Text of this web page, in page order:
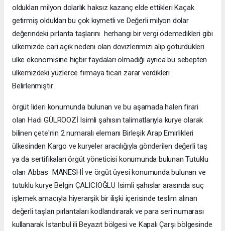
oldukları milyon dolarlık haksız kazanç elde ettikleri Kaçak
getirmiş oldukları bu çok kıymetli ve Değerli milyon dolar
değerindeki pırlanta taşlarını herhangi bir vergi ödemedikleri gibi
ülkemizde cari açık nedeni olan dövizlerimizi alıp götürdükleri
ülke ekonomisine hiçbir faydaları olmadığı ayrıca bu sebepten
ülkemizdeki yüzlerce firmaya ticari zarar verdikleri
Belirlenmiştir.
örgüt lideri konumunda bulunan ve bu aşamada halen firari
olan Hadi GÜLROOZİ Isimli şahısın talimatlarıyla kurye olarak
bilinen çete'nin 2 numaralı elemanı Birleşik Arap Emirlikleri
ülkesinden Kargo ve kuryeler aracılığıyla gönderilen değerli taş
ya da sertifikaları örgüt yöneticisi konumunda bulunan Tutuklu
olan Abbas MANESHİ ve örgüt üyesi konumunda bulunan ve
tutuklu kurye Belgin ÇALICIOĞLU Isimli şahıslar arasında suç
işlemek amacıyla hiyerarşik bir ilişki içerisinde teslim alınan
değerli taşları pırlantaları kodlandırarak ve para seri numarası
kullanarak İstanbul ili Beyazıt bölgesi ve Kapalı Çarşı bölgesinde